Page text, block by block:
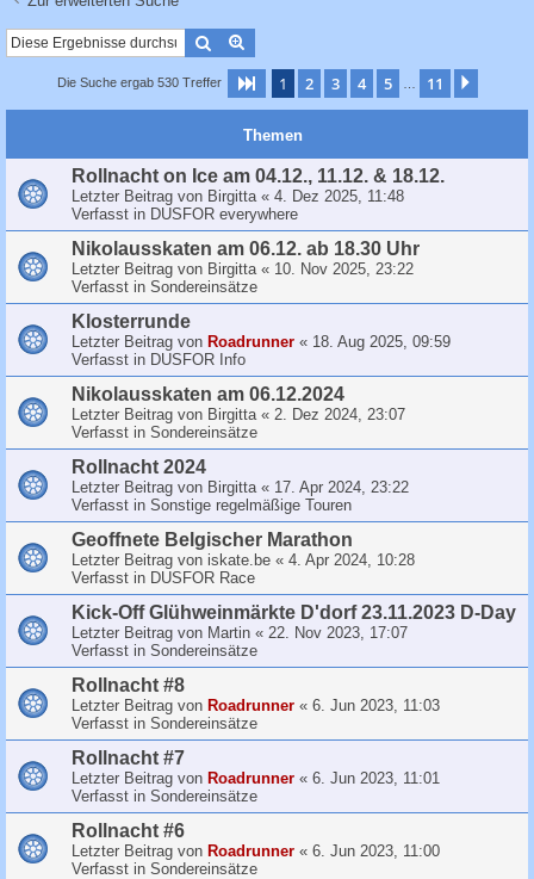
Suche
Die Suche ergab 530 Treffer Seite 1von 11
1 2 3 4 5 11
Themen
Rollnacht on Ice am 04.12., 11.12. & 18.12.
Letzter Beitrag von Birgitta« 4. Dez 2025, 11:48
Verfasst in DUSFOR everywhere
Nikolausskaten am 06.12. ab 18.30 Uhr
Letzter Beitrag von Birgitta« 10. Nov 2025, 23:22
Verfasst in Sondereinsätze
Klosterrunde
Letzter Beitrag von Roadrunner « 18. Aug 2025, 09:59
Verfasst in DUSFOR Info
Nikolausskaten am 06.12.2024
Letzter Beitrag von Birgitta« 2. Dez 2024, 23:07
Verfasst in Sondereinsätze
Rollnacht 2024
Letzter Beitrag von Birgitta« 17. Apr 2024, 23:22
Verfasst in Sonstige regelmäßige Touren
Geoffnete Belgischer Marathon
Letzter Beitrag von iskate.be « 4. Apr 2024, 10:28
Verfasst in DUSFOR Race
Kick-Off Glühweinmärkte D'dorf 23.11.2023 D-Day
Letzter Beitrag von Martin « 22. Nov 2023, 17:07
Verfasst in Sondereinsätze
Rollnacht #8
Letzter Beitrag von Roadrunner « 6. Jun 2023, 11:03
Verfasst in Sondereinsätze
Rollnacht #7
Letzter Beitrag von Roadrunner « 6. Jun 2023, 11:01
Verfasst in Sondereinsätze
Rollnacht #6
Letzter Beitrag von Roadrunner « 6. Jun 2023, 11:00
Verfasst in Sondereinsätze